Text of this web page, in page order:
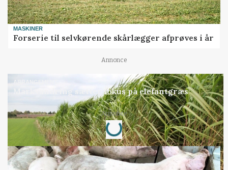
MASKINER
Forserie til selvkørende skårlægger afprøves i år
Annonce
ARRANGEMENT
Markvandring sætter fokus på elefantgræs
Annonce
Loading...